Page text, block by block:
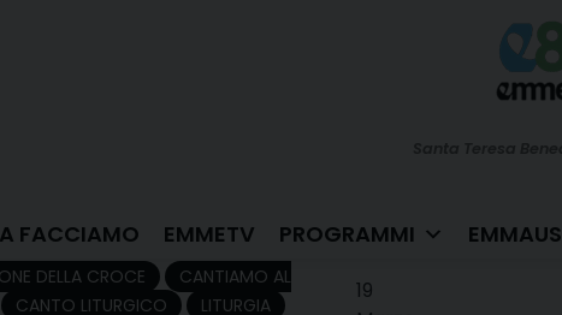
FACCIAMO EMMETV PROGRAMMI EMMAUS
DELLA CROCE
CANTIAMO AL
CANTO LITURGICO
LITURGIA
19